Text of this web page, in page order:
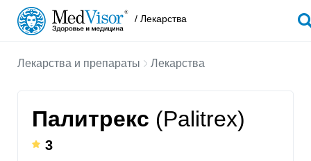
/ Лекарства
Лекарства и препараты Лекарства
Палитрекс (Palitrex)
3